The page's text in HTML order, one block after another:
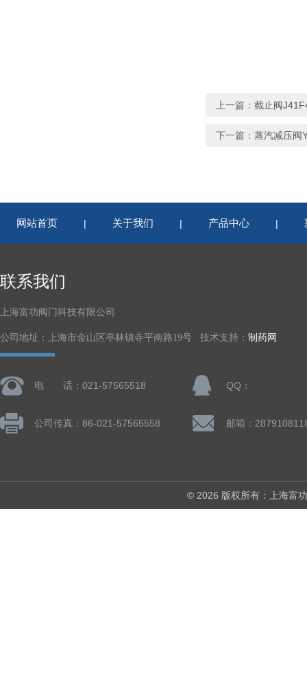
上一篇： 截止阀
下一篇： 蒸汽减压阀
网站首页 | 关于我们 | 产品中心 |
联系我们
上海富功阀门科技有限公司
公司地址：上海市金山区亭林镇寺平南路19号 技术支持： 制药网
电 话：021-57565518 QQ：
公司传真：86-021-57565558 邮箱：
© 2026 版权所有：上海富